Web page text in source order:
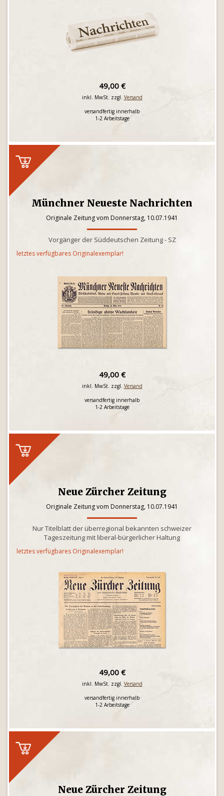
49,00 €
inkl. MwSt. zzgl. Versand
versandfertig innerhalb
1-2 Arbeitstage
Münchner Neueste Nachrichten
Originale Zeitung vom Donnerstag, 10.07.1941
Vorgänger der Süddeutschen Zeitung - SZ
letztes verfügbares Originalexemplar!
49,00 €
inkl. MwSt. zzgl. Versand
versandfertig innerhalb
1-2 Arbeitstage
Neue Zürcher Zeitung
Originale Zeitung vom Donnerstag, 10.07.1941
Nur Titelblatt der überregional bekannten schweizer
Tageszeitung mit liberal-bürgerlicher Haltung
letztes verfügbares Originalexemplar!
49,00 €
inkl. MwSt. zzgl. Versand
versandfertig innerhalb
1-2 Arbeitstage
Neue Zürcher Zeitung